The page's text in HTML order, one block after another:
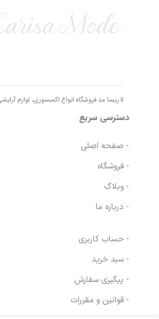
لاریسا مد فروشگاه انواع اکسسوری، لوازم
دسترسی سریع
- صفحه اصلی
- فروشگاه
- وبلاگ
- درباره ما
- حساب کاربری
- سبد خرید
- پیگیری سفارش
- قوانین و مقررات
بادی اسپلش مردانه